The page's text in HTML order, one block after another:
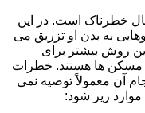
خطرناک است. در این
به بدن او تزریق می
روش بیشتر برای
و مسکن ها هستند. خطرات
آن معمولاً توصیه نمی
زیر شود: